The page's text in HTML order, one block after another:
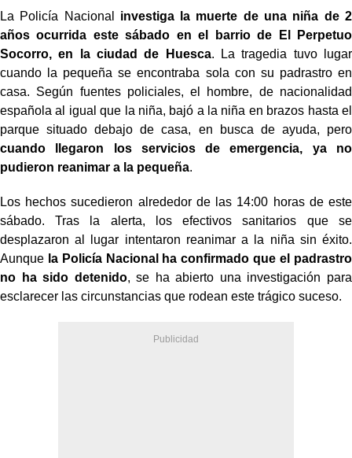
La Policía Nacional investiga la muerte de una niña de 2
años ocurrida este sábado en el barrio de El Perpetuo
Socorro, en la ciudad de Huesca. La tragedia tuvo lugar
cuando la pequeña se encontraba sola con su padrastro en
casa. Según fuentes policiales, el hombre, de nacionalidad
española al igual que la niña, bajó a la niña en brazos hasta el
parque situado debajo de casa, en busca de ayuda, pero
cuando llegaron los servicios de emergencia, ya no
pudieron reanimar a la pequeña.
Los hechos sucedieron alrededor de las 14:00 horas de este
sábado. Tras la alerta, los efectivos sanitarios que se
desplazaron al lugar intentaron reanimar a la niña sin éxito.
Aunque la Policía Nacional ha confirmado que el padrastro
no ha sido detenido, se ha abierto una investigación para
esclarecer las circunstancias que rodean este trágico suceso.